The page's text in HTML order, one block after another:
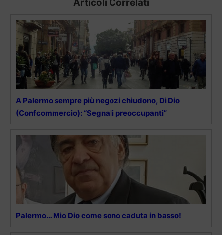
Articoli Correlati
A Palermo sempre più negozi chiudono, Di Dio
(Confcommercio): “Segnali preoccupanti”
Palermo… Mio Dio come sono caduta in basso!